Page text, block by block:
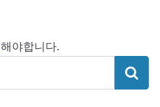
해야합니다.